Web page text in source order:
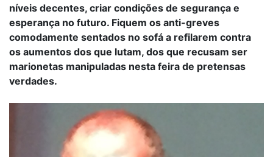
níveis decentes, criar condições de segurança e
esperança no futuro. Fiquem os anti-greves
comodamente sentados no sofá a refilarem contra
os aumentos dos que lutam, dos que recusam ser
marionetas manipuladas nesta feira de pretensas
verdades.